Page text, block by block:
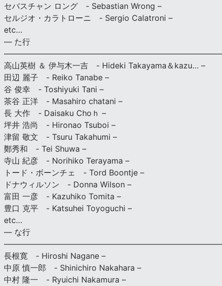
セバスチャン ロング - Sebastian Wrong –
セルジオ・カラトローニ - Sergio Calatroni –
etc…
— た行
高山英樹 ＆ 伊与木一吉 - Hideki Takayama＆kazu… –
田辺 麗子 - Reiko Tanabe –
谷 俊幸 - Toshiyuki Tani –
茶谷 正洋 - Masahiro chatani –
長 大作 - Daisaku Choｈ –
坪井 浩尚 - Hironao Tsuboi –
津留 敬文 - Tsuru Takahumi –
鄭秀和 - Tei Shuwa –
寺山 紀彦 - Norihiko Terayama –
トード・ボーンチェ - Tord Boontje –
ドナウィルソン - Donna Wilson –
富田 一彦 - Kazuhiko Tomita –
豊口 克平 - Katsuhei Toyoguchi –
etc…
— な行
長根寛 - Hiroshi Nagane –
中原 慎一郎 - Shinichiro Nakahara –
中村 隆一 - Ryuichi Nakamura –